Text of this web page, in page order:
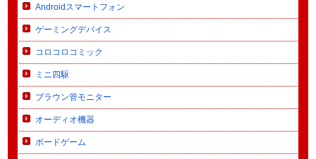
Androidスマートフォン
ゲーミングデバイス
コロコロコミック
ミニ四駆
ブラウン管モニター
オーディオ機器
ボードゲーム